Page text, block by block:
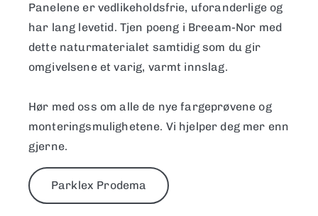
Panelene er vedlikeholdsfrie, uforanderlige og
har lang levetid. Tjen poeng i Breeam-Nor med
dette naturmaterialet samtidig som du gir
omgivelsene et varig, varmt innslag.
Hør med oss om alle de nye fargeprøvene og
monteringsmulighetene. Vi hjelper deg mer enn
gjerne.
Parklex Prodema